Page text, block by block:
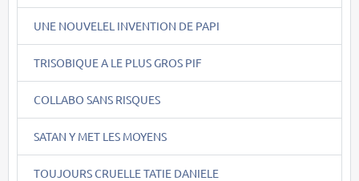
UNE NOUVELEL INVENTION DE PAPI
TRISOBIQUE A LE PLUS GROS PIF
COLLABO SANS RISQUES
SATAN Y MET LES MOYENS
TOUJOURS CRUELLE TATIE DANIELE